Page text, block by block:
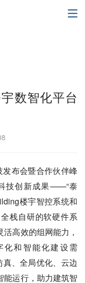
数智化平台
布会暨合作伙伴峰
技创新成果——“泰
楼宇智控系统和
栈自研的软硬件系
高效的组网能力，
和智能化建设需
真、全局优化、云边
能运行，助力建筑智